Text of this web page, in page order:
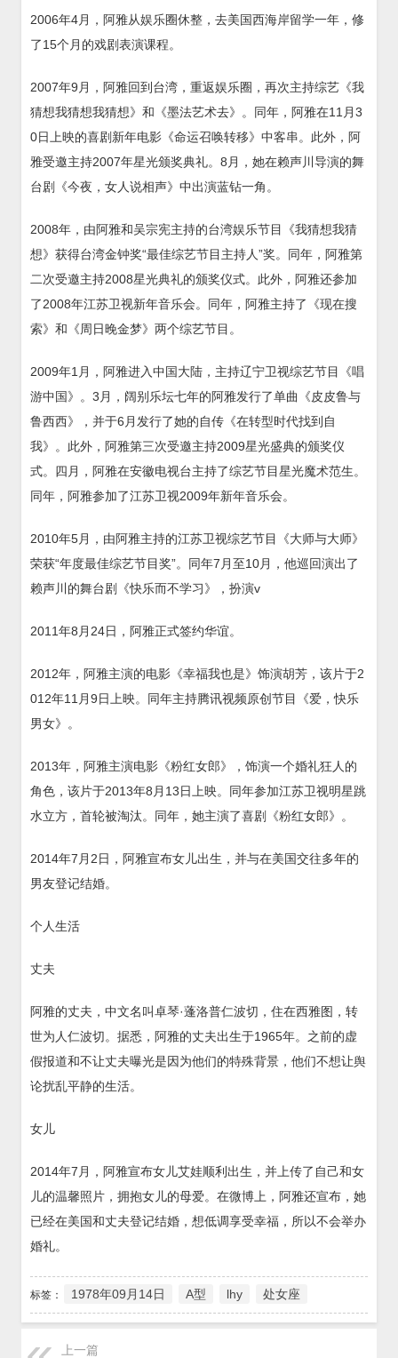
2006年4月，阿雅从娱乐圈休整，去美国西海岸留学一年，修
了15个月的戏剧表演课程。
2007年9月，阿雅回到台湾，重返娱乐圈，再次主持综艺《我
猜想我猜想我猜想》和《墨法艺术去》。同年，阿雅在11月3
0日上映的喜剧新年电影《命运召唤转移》中客串。此外，阿
雅受邀主持2007年星光颁奖典礼。8月，她在赖声川导演的舞
台剧《今夜，女人说相声》中出演蓝钻一角。
2008年，由阿雅和吴宗宪主持的台湾娱乐节目《我猜想我猜
想》获得台湾金钟奖“最佳综艺节目主持人”奖。同年，阿雅第
二次受邀主持2008星光典礼的颁奖仪式。此外，阿雅还参加
了2008年江苏卫视新年音乐会。同年，阿雅主持了《现在搜
索》和《周日晚金梦》两个综艺节目。
2009年1月，阿雅进入中国大陆，主持辽宁卫视综艺节目《唱
游中国》。3月，阔别乐坛七年的阿雅发行了单曲《皮皮鲁与
鲁西西》，并于6月发行了她的自传《在转型时代找到自
我》。此外，阿雅第三次受邀主持2009星光盛典的颁奖仪
式。四月，阿雅在安徽电视台主持了综艺节目星光魔术范生。
同年，阿雅参加了江苏卫视2009年新年音乐会。
2010年5月，由阿雅主持的江苏卫视综艺节目《大师与大师》
荣获“年度最佳综艺节目奖”。同年7月至10月，他巡回演出了
赖声川的舞台剧《快乐而不学习》，扮演v
2011年8月24日，阿雅正式签约华谊。
2012年，阿雅主演的电影《幸福我也是》饰演胡芳，该片于2
012年11月9日上映。同年主持腾讯视频原创节目《爱，快乐
男女》。
2013年，阿雅主演电影《粉红女郎》，饰演一个婚礼狂人的
角色，该片于2013年8月13日上映。同年参加江苏卫视明星跳
水立方，首轮被淘汰。同年，她主演了喜剧《粉红女郎》。
2014年7月2日，阿雅宣布女儿出生，并与在美国交往多年的
男友登记结婚。
个人生活
丈夫
阿雅的丈夫，中文名叫卓琴·蓬洛普仁波切，住在西雅图，转
世为人仁波切。据悉，阿雅的丈夫出生于1965年。之前的虚
假报道和不让丈夫曝光是因为他们的特殊背景，他们不想让舆
论扰乱平静的生活。
女儿
2014年7月，阿雅宣布女儿艾娃顺利出生，并上传了自己和女
儿的温馨照片，拥抱女儿的母爱。在微博上，阿雅还宣布，她
已经在美国和丈夫登记结婚，想低调享受幸福，所以不会举办
婚礼。
标签： 1978年09月14日 A型 lhy 处女座
上一篇